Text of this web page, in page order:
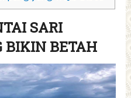
SARI
BIKIN BETAH